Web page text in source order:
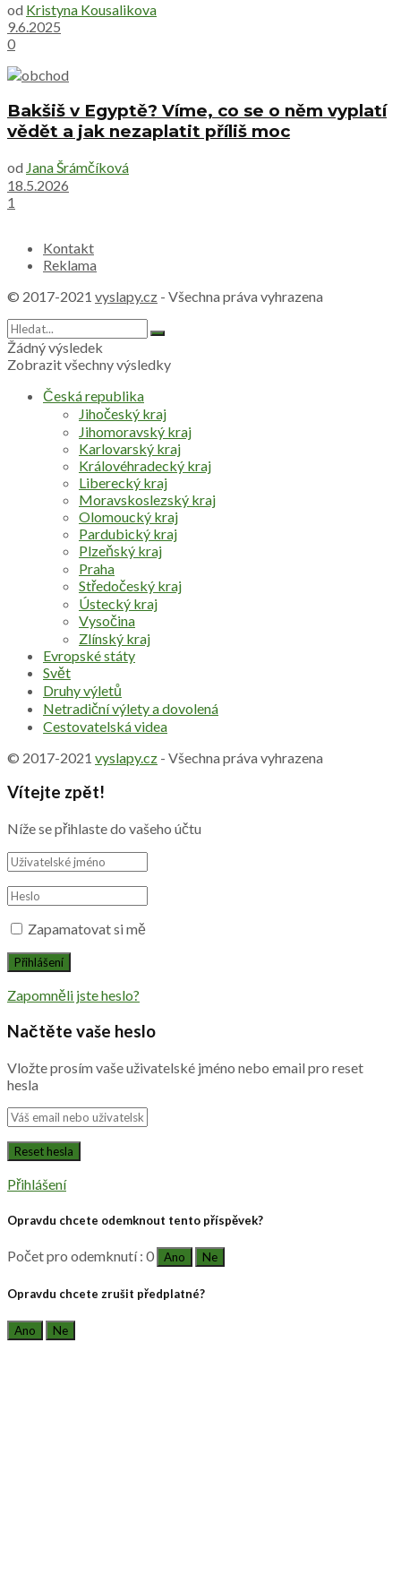
od Kristyna Kousalikova
9.6.2025
0
Bakšiš v Egyptě? Víme, co se o něm vyplatí
vědět a jak nezaplatit příliš moc
od Jana Šrámčíková
18.5.2026
1
Kontakt
Reklama
© 2017-2021 vyslapy.cz - Všechna práva vyhrazena
Žádný výsledek
Zobrazit všechny výsledky
Česká republika
Jihočeský kraj
Jihomoravský kraj
Karlovarský kraj
Královéhradecký kraj
Liberecký kraj
Moravskoslezský kraj
Olomoucký kraj
Pardubický kraj
Plzeňský kraj
Praha
Středočeský kraj
Ústecký kraj
Vysočina
Zlínský kraj
Evropské státy
Svět
Druhy výletů
Netradiční výlety a dovolená
Cestovatelská videa
© 2017-2021 vyslapy.cz - Všechna práva vyhrazena
Vítejte zpět!
Níže se přihlaste do vašeho účtu
Zapamatovat si mě
Zapomněli jste heslo?
Načtěte vaše heslo
Vložte prosím vaše uživatelské jméno nebo email pro reset
hesla
Přihlášení
Opravdu chcete odemknout tento příspěvek?
Počet pro odemknutí : 0 Ano Ne
Opravdu chcete zrušit předplatné?
Ano Ne